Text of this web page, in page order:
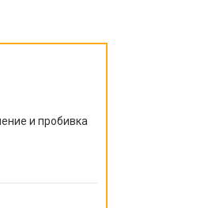
и пробивка